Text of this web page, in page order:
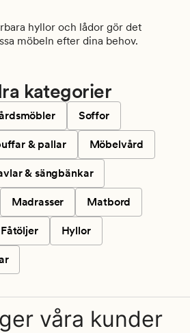
hyllor och lådor gör det
möbeln efter dina behov.
kategorier
Soffor
& pallar Möbelvård
& sängbänkar
Madrasser Matbord
Fåtöljer Hyllor
våra kunder